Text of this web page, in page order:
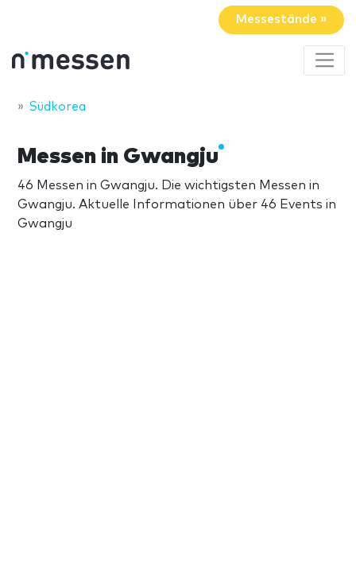
Messestände »
Südkorea
Messen in Gwangju
46 Messen in Gwangju. Die wichtigsten Messen in
Gwangju. Aktuelle Informationen über 46 Events in
Gwangju